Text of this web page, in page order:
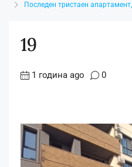
Последен тристаен
19
1 година ago 0